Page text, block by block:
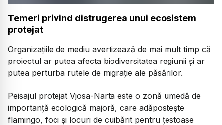
Temeri privind distrugerea unui ecosistem
protejat
Organizațiile de mediu avertizează de mai mult timp că
proiectul ar putea afecta biodiversitatea regiunii și ar
putea perturba rutele de migrație ale păsărilor.
Peisajul protejat Vjosa-Narta este o zonă umedă de
importanță ecologică majoră, care adăpostește
flamingo, foci și locuri de cuibărit pentru țestoase